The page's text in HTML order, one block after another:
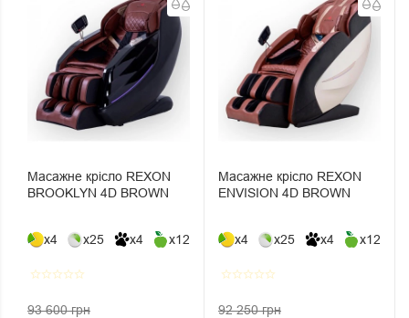
Масажне крісло REXON
BROOKLYN 4D BROWN
x4 x25 x4 x12
star_borderstar_borderstar_borderstar_borderstar_border
93 600 грн
Масажне крісло REXON
ENVISION 4D BROWN
x4 x25 x4 x12
star_borderstar_borderstar_borderstar_borderstar_border
92 250 грн